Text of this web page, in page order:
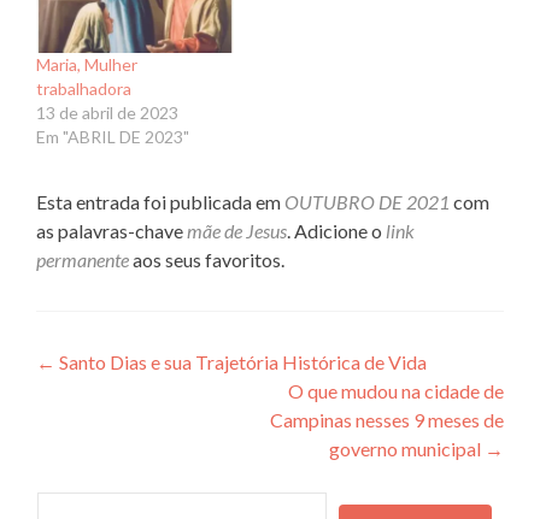
Maria, Mulher
trabalhadora
13 de abril de 2023
Em "ABRIL DE 2023"
Esta entrada foi publicada em OUTUBRO DE 2021 com
as palavras-chavemãe de Jesus. Adicione o link
permanenteaos seus favoritos.
Navegação
← Santo Dias e sua Trajetória Histórica de Vida
O que mudou na cidade de
Campinas nesses 9 meses de
governo municipal →